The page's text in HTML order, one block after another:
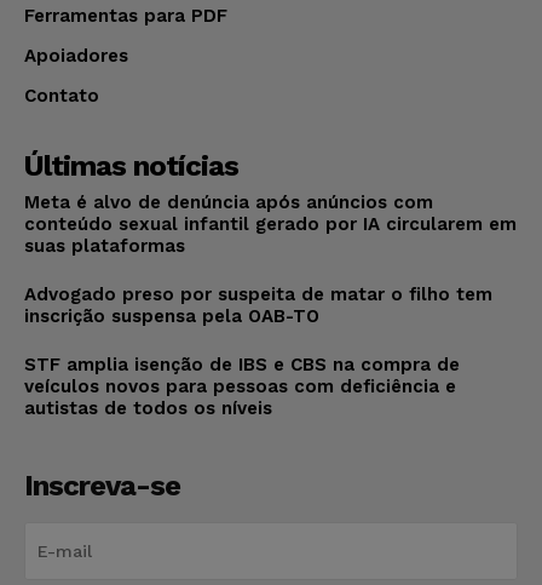
Ferramentas para PDF
Apoiadores
Contato
Últimas notícias
Meta é alvo de denúncia após anúncios com
conteúdo sexual infantil gerado por IA circularem em
suas plataformas
Advogado preso por suspeita de matar o filho tem
inscrição suspensa pela OAB-TO
STF amplia isenção de IBS e CBS na compra de
veículos novos para pessoas com deficiência e
autistas de todos os níveis
Inscreva-se